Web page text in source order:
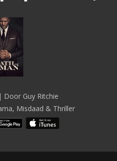
Door Guy Ritchie
Misdaad & Thriller